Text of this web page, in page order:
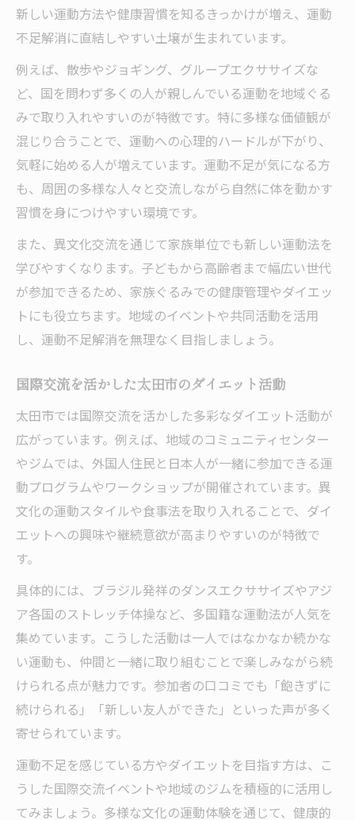
新しい運動方法や健康習慣を知るきっかけが増え、運動
不足解消に直結しやすい土壌が生まれています。
例えば、散歩やジョギング、グループエクササイズな
ど、国を問わず多くの人が親しんでいる運動を地域ぐる
みで取り入れやすいのが特徴です。特に多様な価値観が
混じり合うことで、運動への心理的ハードルが下がり、
気軽に始める人が増えています。運動不足が気になる方
も、周囲の多様な人々と交流しながら自然に体を動かす
習慣を身につけやすい環境です。
また、異文化交流を通じて家族単位でも新しい運動法を
学びやすくなります。子どもから高齢者まで幅広い世代
が参加できるため、家族ぐるみでの健康管理やダイエッ
トにも役立ちます。地域のイベントや共同活動を活用
し、運動不足解消を無理なく目指しましょう。
国際交流を活かした太田市のダイエット活動
太田市では国際交流を活かした多彩なダイエット活動が
広がっています。例えば、地域のコミュニティセンター
やジムでは、外国人住民と日本人が一緒に参加できる運
動プログラムやワークショップが開催されています。異
文化の運動スタイルや食事法を取り入れることで、ダイ
エットへの興味や継続意欲が高まりやすいのが特徴で
す。
具体的には、ブラジル発祥のダンスエクササイズやアジ
ア各国のストレッチ体操など、多国籍な運動法が人気を
集めています。こうした活動は一人ではなかなか続かな
い運動も、仲間と一緒に取り組むことで楽しみながら続
けられる点が魅力です。参加者の口コミでも「飽きずに
続けられる」「新しい友人ができた」といった声が多く
寄せられています。
運動不足を感じている方やダイエットを目指す方は、こ
うした国際交流イベントや地域のジムを積極的に活用し
てみましょう。多様な文化の運動体験を通じて、健康的